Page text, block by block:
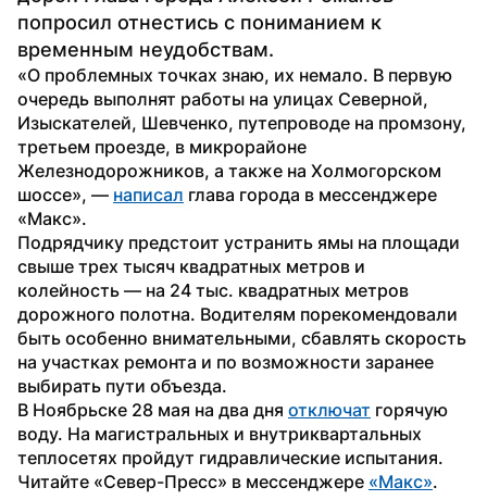
попросил отнестись с пониманием к
временным неудобствам.
«О проблемных точках знаю, их немало. В первую
очередь выполнят работы на улицах Северной,
Изыскателей, Шевченко, путепроводе на промзону,
третьем проезде, в микрорайоне
Железнодорожников, а также на Холмогорском
шоссе», — написал глава города в мессенджере
«Макс».
Подрядчику предстоит устранить ямы на площади
свыше трех тысяч квадратных метров и
колейность — на 24 тыс. квадратных метров
дорожного полотна. Водителям порекомендовали
быть особенно внимательными, сбавлять скорость
на участках ремонта и по возможности заранее
выбирать пути объезда.
В Ноябрьске 28 мая на два дня отключат горячую
воду. На магистральных и внутриквартальных
теплосетях пройдут гидравлические испытания.
Читайте «Север-Пресс» в мессенджере «Макс».